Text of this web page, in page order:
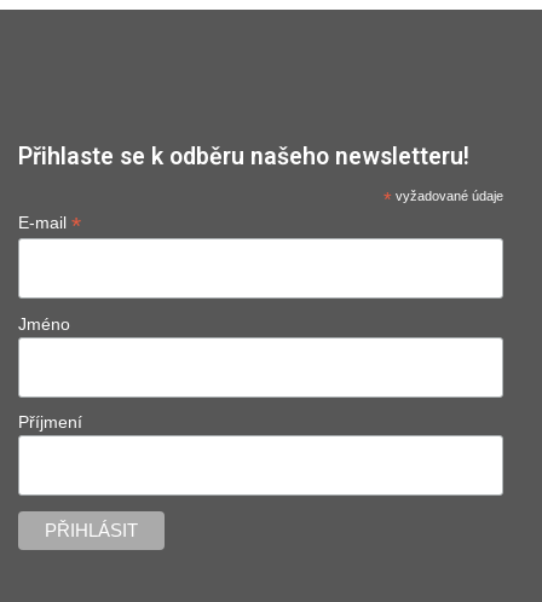
Přihlaste se k odběru našeho newsletteru!
* vyžadované údaje
E-mail *
Jméno
Příjmení